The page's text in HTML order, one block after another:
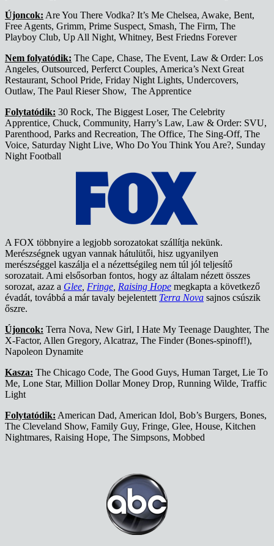
Újoncok: Are You There Vodka? It’s Me Chelsea, Awake, Bent,
Free Agents, Grimm, Prime Suspect, Smash, The Firm, The
Playboy Club, Up All Night, Whitney, Best Friedns Forever
Nem folyatódik: The Cape, Chase, The Event, Law & Order: Los
Angeles, Outsourced, Perferct Couples, America’s Next Great
Restaurant, School Pride, Friday Night Lights, Undercovers,
Outlaw, The Paul Rieser Show, The Apprentice
Folytatódik: 30 Rock, The Biggest Loser, The Celebrity
Apprentice, Chuck, Community, Harry’s Law, Law & Order: SVU,
Parenthood, Parks and Recreation, The Office, The Sing-Off, The
Voice, Saturday Night Live, Who Do You Think You Are?, Sunday
Night Football
A FOX többnyire a legjobb sorozatokat szállítja nekünk.
Merészségnek ugyan vannak hátulütői, hisz ugyanilyen
merészséggel kaszálja el a nézettségileg nem túl jól teljesítő
sorozatait. Ami elsősorban fontos, hogy az általam nézett összes
sorozat, azaz a Glee Fringe Raising Hope megkapta a következő
évadát, továbbá a már tavaly bejelentett Terra Nova sajnos csúszik
őszre.
Újoncok: Terra Nova, New Girl, I Hate My Teenage Daughter, The
X-Factor, Allen Gregory, Alcatraz, The Finder (Bones-spinoff!),
Napoleon Dynamite
Kasza: The Chicago Code, The Good Guys, Human Target, Lie To
Me, Lone Star, Million Dollar Money Drop, Running Wilde, Traffic
Light
Folytatódik: American Dad, American Idol, Bob’s Burgers, Bones,
The Cleveland Show, Family Guy, Fringe, Glee, House, Kitchen
Nightmares, Raising Hope, The Simpsons, Mobbed